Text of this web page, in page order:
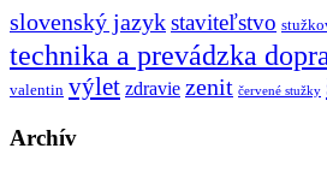
slovenský jazykstaviteľstvo
technika a prevádzka
valentin výlet zdravie zenit červené stužky
Archív